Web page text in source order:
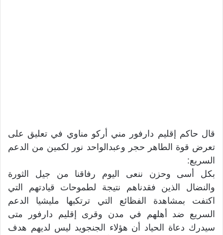
قال حاكم إقليم دارفور مني أركو مناوي في تعليق على
تعرض قوة الطاهر حجر وعبدالواحد نور لكمين من الدعم
السريع:
بكل أسى وحزن ننعى اليوم رفاقنا من جيل الثورة
والنضال الذين فقدناهم نتيجة لطموحات قيادتهم التي
اكتفت بمشاهدة الفظائع التي ترتكبها مليشيا الدعم
السريع ضد أهلهم في مدن وقرى إقليم دارفور متى
سيدرك دعاة الحياد أن هؤلاء الجنجويد ليس لديهم هدف